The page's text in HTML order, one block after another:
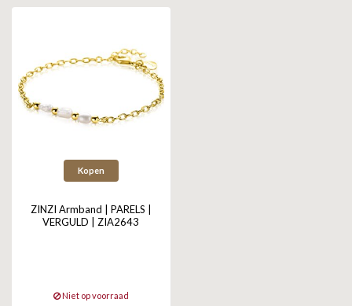
ZAG BIJOUX
KAPTEN & SON
Kopen
ZINZI Armband | PARELS |
VERGULD | ZIA2643
Niet op voorraad